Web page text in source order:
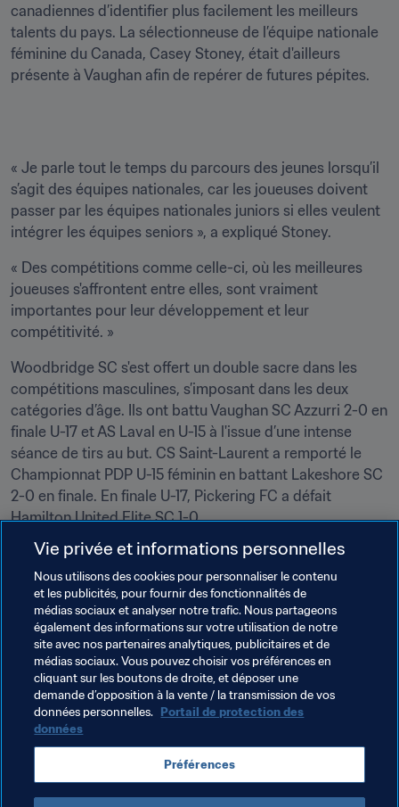
canadiennes d’identifier plus facilement les meilleurs
talents du pays. La sélectionneuse de l’équipe nationale
féminine du Canada, Casey Stoney, était d'ailleurs
présente à Vaughan afin de repérer de futures pépites.
« Je parle tout le temps du parcours des jeunes lorsqu’il
s’agit des équipes nationales, car les joueuses doivent
passer par les équipes nationales juniors si elles veulent
intégrer les équipes seniors », a expliqué Stoney.
« Des compétitions comme celle-ci, où les meilleures
joueuses s'affrontent entre elles, sont vraiment
importantes pour leur développement et leur
compétitivité. »
Woodbridge SC s'est offert un double sacre dans les
compétitions masculines, s’imposant dans les deux
catégories d’âge. Ils ont battu Vaughan SC Azzurri 2-0 en
finale U-17 et AS Laval en U-15 à l'issue d’une intense
séance de tirs au but. CS Saint-Laurent a remporté le
Championnat PDP U-15 féminin en battant Lakeshore SC
2-0 en finale. En finale U-17, Pickering FC a défait
Hamilton United Elite SC 1-0.
Thèmes en lien
FIFA Forward Associations Membres
Concacaf
Vie privée et informations personnelles
Nous utilisons des cookies pour personnaliser le contenu
et les publicités, pour fournir des fonctionnalités de
médias sociaux et analyser notre trafic. Nous partageons
également des informations sur votre utilisation de notre
site avec nos partenaires analytiques, publicitaires et de
médias sociaux. Vous pouvez choisir vos préférences en
cliquant sur les boutons de droite, et déposer une
demande d’opposition à la vente / la transmission de vos
données personnelles. Portail de protection des
données
Préférences